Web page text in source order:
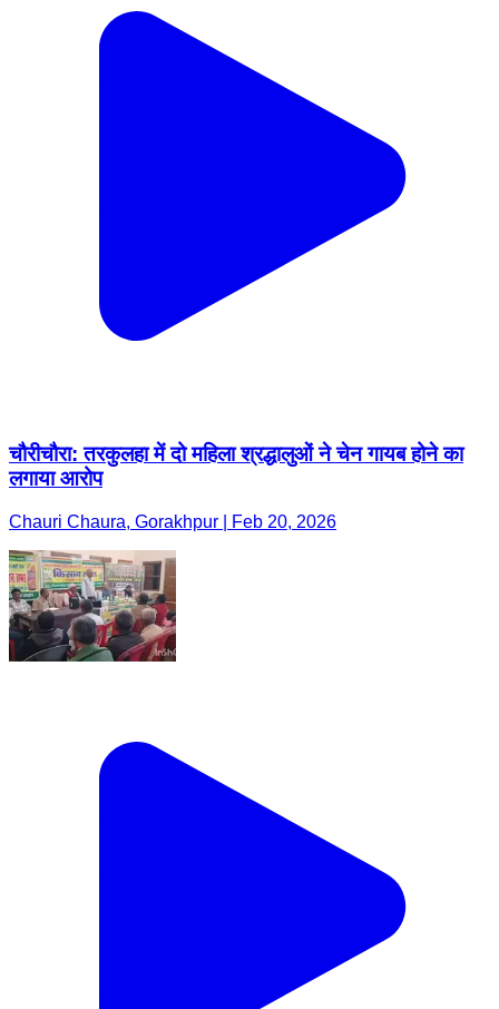
चौरीचौरा: तरकुलहा में दो महिला श्रद्धालुओं ने चेन गायब होने का
लगाया आरोप
Chauri Chaura, Gorakhpur | Feb 20, 2026